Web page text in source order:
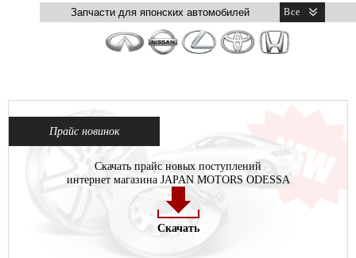
Прайс новинок
Скачать прайс новых поступлений
интернет магазина JAPAN MOTORS ODESSA
Скачать